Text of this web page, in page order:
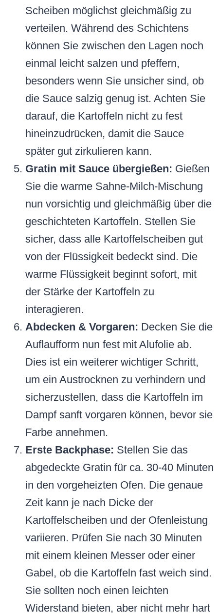
Scheiben möglichst gleichmäßig zu
verteilen. Während des Schichtens
können Sie zwischen den Lagen noch
einmal leicht salzen und pfeffern,
besonders wenn Sie unsicher sind, ob
die Sauce salzig genug ist. Achten Sie
darauf, die Kartoffeln nicht zu fest
hineinzudrücken, damit die Sauce
später gut zirkulieren kann.
Gratin mit Sauce übergießen: Gießen
Sie die warme Sahne-Milch-Mischung
nun vorsichtig und gleichmäßig über die
geschichteten Kartoffeln. Stellen Sie
sicher, dass alle Kartoffelscheiben gut
von der Flüssigkeit bedeckt sind. Die
warme Flüssigkeit beginnt sofort, mit
der Stärke der Kartoffeln zu
interagieren.
Abdecken & Vorgaren: Decken Sie die
Auflaufform nun fest mit Alufolie ab.
Dies ist ein weiterer wichtiger Schritt,
um ein Austrocknen zu verhindern und
sicherzustellen, dass die Kartoffeln im
Dampf sanft vorgaren können, bevor sie
Farbe annehmen.
Erste Backphase: Stellen Sie das
abgedeckte Gratin für ca. 30-40 Minuten
in den vorgeheizten Ofen. Die genaue
Zeit kann je nach Dicke der
Kartoffelscheiben und der Ofenleistung
variieren. Prüfen Sie nach 30 Minuten
mit einem kleinen Messer oder einer
Gabel, ob die Kartoffeln fast weich sind.
Sie sollten noch einen leichten
Widerstand bieten, aber nicht mehr hart